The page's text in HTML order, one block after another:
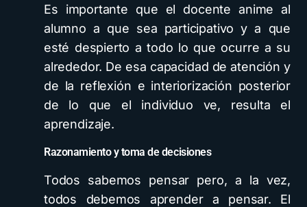
Es importante que el docente anime al
alumno a que sea participativo y a que
esté despierto a todo lo que ocurre a su
alrededor. De esa capacidad de atención y
de la reflexión e interiorización posterior
de lo que el individuo ve, resulta el
aprendizaje.
Razonamiento y toma de decisiones
Todos sabemos pensar pero, a la vez,
todos debemos aprender a pensar. El